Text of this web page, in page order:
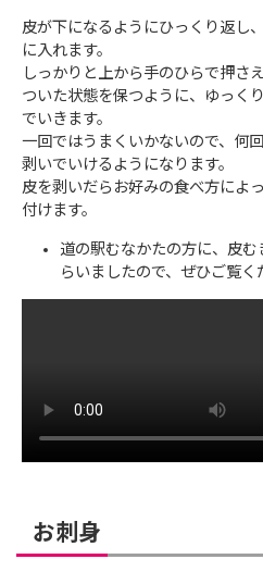
皮が下になるようにひっくり返し
に入れます。
しっかりと上から手のひらで押さ
ついた状態を保つように、ゆっく
でいきます。
一回ではうまくいかないので、何
剥いでいけるようになります。
皮を剥いだらお好みの食べ方によ
付けます。
道の駅むなかたの方に、皮
らいましたので、ぜひご覧く
お刺身